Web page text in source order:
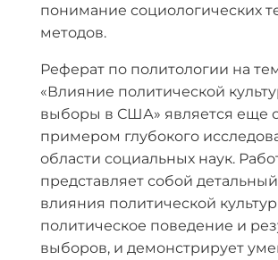
понимание социологических
методов.
Реферат по политологии на
«Влияние политической
выборы в США» является еще
примером глубокого
области социальных наук.
представляет собой
влияния политической
политическое поведение и
выборов, и демонстрирует